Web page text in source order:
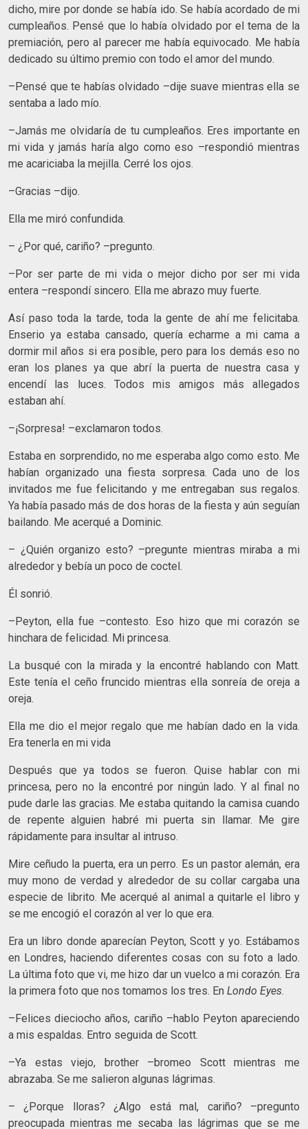
dicho, mire por donde se había ido. Se había acordado de mi
cumpleaños. Pensé que lo había olvidado por el tema de la
premiación, pero al parecer me había equivocado. Me había
dedicado su último premio con todo el amor del mundo.
–Pensé que te habías olvidado –dije suave mientras ella se
sentaba a lado mío.
–Jamás me olvidaría de tu cumpleaños. Eres importante en
mi vida y jamás haría algo como eso –respondió mientras
me acariciaba la mejilla. Cerré los ojos.
–Gracias –dijo.
Ella me miró confundida.
– ¿Por qué, cariño? –pregunto.
–Por ser parte de mi vida o mejor dicho por ser mi vida
entera –respondí sincero. Ella me abrazo muy fuerte.
Así paso toda la tarde, toda la gente de ahí me felicitaba.
Enserio ya estaba cansado, quería echarme a mi cama a
dormir mil años si era posible, pero para los demás eso no
eran los planes ya que abrí la puerta de nuestra casa y
encendí las luces. Todos mis amigos más allegados
estaban ahí.
–¡Sorpresa! –exclamaron todos.
Estaba en sorprendido, no me esperaba algo como esto. Me
habían organizado una fiesta sorpresa. Cada uno de los
invitados me fue felicitando y me entregaban sus regalos.
Ya había pasado más de dos horas de la fiesta y aún seguían
bailando. Me acerqué a Dominic.
– ¿Quién organizo esto? –pregunte mientras miraba a mi
alrededor y bebía un poco de coctel.
Él sonrió.
–Peyton, ella fue –contesto. Eso hizo que mi corazón se
hinchara de felicidad. Mi princesa.
La busqué con la mirada y la encontré hablando con Matt.
Este tenía el ceño fruncido mientras ella sonreía de oreja a
oreja.
Ella me dio el mejor regalo que me habían dado en la vida.
Era tenerla en mi vida
Después que ya todos se fueron. Quise hablar con mi
princesa, pero no la encontré por ningún lado. Y al final no
pude darle las gracias. Me estaba quitando la camisa cuando
de repente alguien habré mi puerta sin llamar. Me gire
rápidamente para insultar al intruso.
Mire ceñudo la puerta, era un perro. Es un pastor alemán, era
muy mono de verdad y alrededor de su collar cargaba una
especie de librito. Me acerqué al animal a quitarle el libro y
se me encogió el corazón al ver lo que era.
Era un libro donde aparecían Peyton, Scott y yo. Estábamos
en Londres, haciendo diferentes cosas con su foto a lado.
La última foto que vi, me hizo dar un vuelco a mi corazón. Era
la primera foto que nos tomamos los tres. En Londo Eyes.
–Felices dieciocho años, cariño –hablo Peyton apareciendo
a mis espaldas. Entro seguida de Scott.
–Ya estas viejo, brother –bromeo Scott mientras me
abrazaba. Se me salieron algunas lágrimas.
– ¿Porque lloras? ¿Algo está mal, cariño? –pregunto
preocupada mientras me secaba las lágrimas que se me